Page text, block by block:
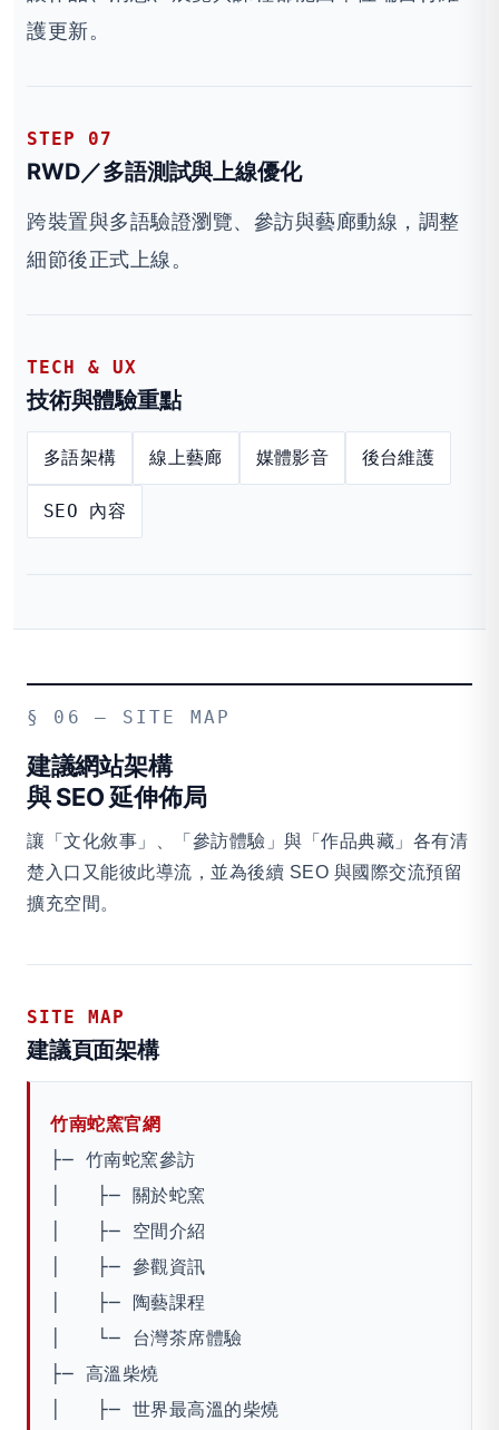
護更新。
STEP 07
RWD／多語測試與上線優化
跨裝置與多語驗證瀏覽、參訪與藝廊動線，調整
細節後正式上線。
TECH & UX
技術與體驗重點
多語架構 線上藝廊 媒體影音 後台維護
SEO 內容
§ 06 — SITE MAP
建議網站架構
與 SEO 延伸佈局
讓「文化敘事」、「參訪體驗」與「作品典藏」各有清
楚入口又能彼此導流，並為後續 SEO 與國際交流預留
擴充空間。
SITE MAP
建議頁面架構
竹南蛇窯官網
├─ 竹南蛇窯參訪
│   ├─ 關於蛇窯
│   ├─ 空間介紹
│   ├─ 參觀資訊
│   ├─ 陶藝課程
│   └─ 台灣茶席體驗
├─ 高溫柴燒
│   ├─ 世界最高溫的柴燒